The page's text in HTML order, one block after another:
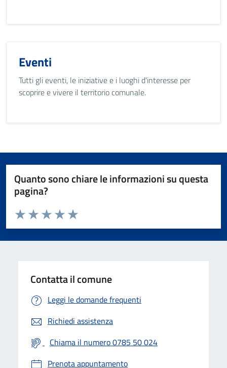
Eventi
Tutti gli eventi, le iniziative e i luoghi d'interesse per
scoprire e vivere il territorio comunale.
Quanto sono chiare le informazioni su questa
pagina?
Valuta da 1 a 5 stelle la pagina
Valuta 5 stelle su 5
Valuta 4 stelle su 5
Valuta 3 stelle su 5
Valuta 2 stelle su 5
Valuta 1 stelle su 5
Contatta il comune
Leggi le domande frequenti
Richiedi assistenza
Chiama il numero 0785 50 024
Prenota appuntamento